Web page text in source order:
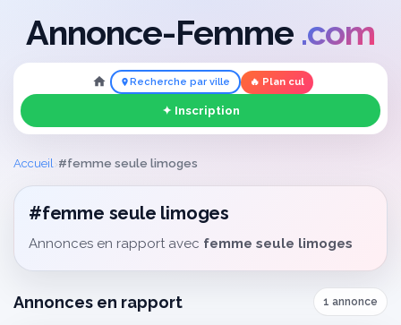
Annonce-Femme .com
Recherche par ville 🔥 Plan cul
✦ Inscription
Accueil #femme seule limoges
#femme seule limoges
Annonces en rapport avec femme seule limoges
Annonces en rapport 1 annonce